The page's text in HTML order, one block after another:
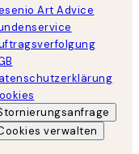
Art Advice
verwalten